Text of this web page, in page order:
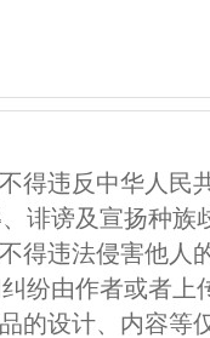
得违反中华人民
诽谤及宣扬种族
得违法侵害他人
纷由作者或者上
的设计、内容等